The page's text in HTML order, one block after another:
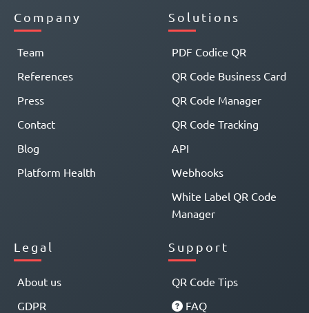
Company
Team
References
Press
Contact
Blog
Platform Health
Solutions
PDF Codice QR
QR Code Business Card
QR Code Manager
QR Code Tracking
API
Webhooks
White Label QR Code
Manager
Legal
About us
GDPR
Support
QR Code Tips
FAQ